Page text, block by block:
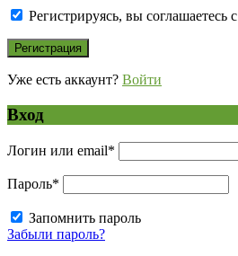
Регистрируясь, вы соглашаетесь с
Уже есть аккаунт? Войти
Вход
Логин или email*
Пароль*
Запомнить пароль
Забыли пароль?